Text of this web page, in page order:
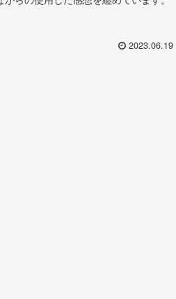
2023.06.19